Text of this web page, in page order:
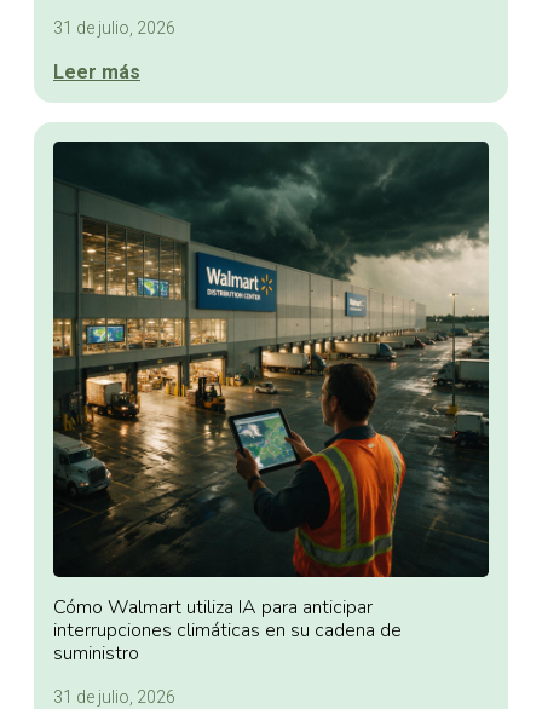
31 de julio, 2026
Leer más
Cómo Walmart utiliza IA para anticipar
interrupciones climáticas en su cadena de
suministro
31 de julio, 2026